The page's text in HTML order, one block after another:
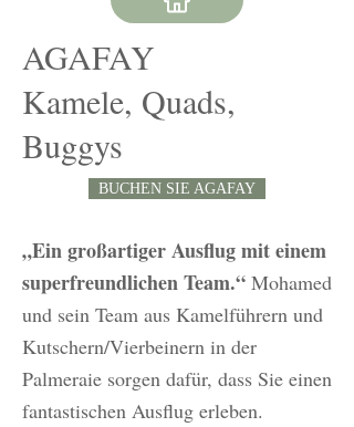
AGAFAY
Kamele, Quads,
Buggys
BUCHEN SIE AGAFAY
„Ein großartiger Ausflug mit einem
superfreundlichen Team.“ Mohamed
und sein Team aus Kamelführern und
Kutschern/Vierbeinern in der
Palmeraie sorgen dafür, dass Sie einen
fantastischen Ausflug erleben.